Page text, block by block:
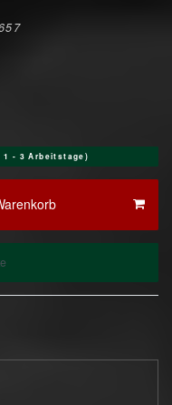
- 3 Arbeitstage)